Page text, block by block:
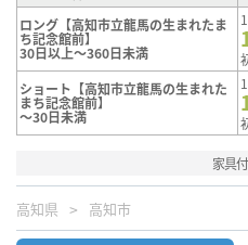
ロング【高知市立龍馬の生まれたま
ち記念館前】
30日以上～360日未満
ショート【高知市立龍馬の生まれた
まち記念館前】
～30日未満
家具
高知県 高知市